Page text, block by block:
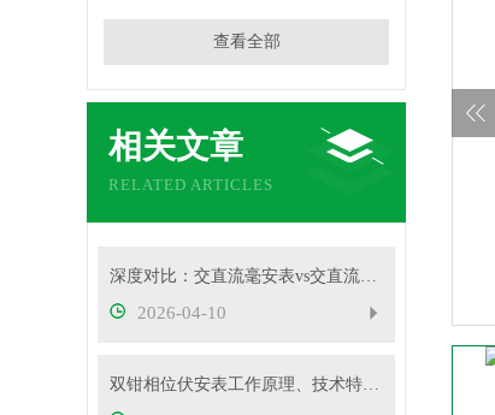
查看全部
相关文章
RELATED ARTICLES
深度对比：交直流毫安表vs交直流安培表vs交直流伏特表
2026-04-10
双钳相位伏安表工作原理、技术特性与电力现场应用解析